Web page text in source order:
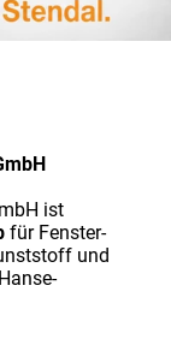
ist
für Fenster-
und